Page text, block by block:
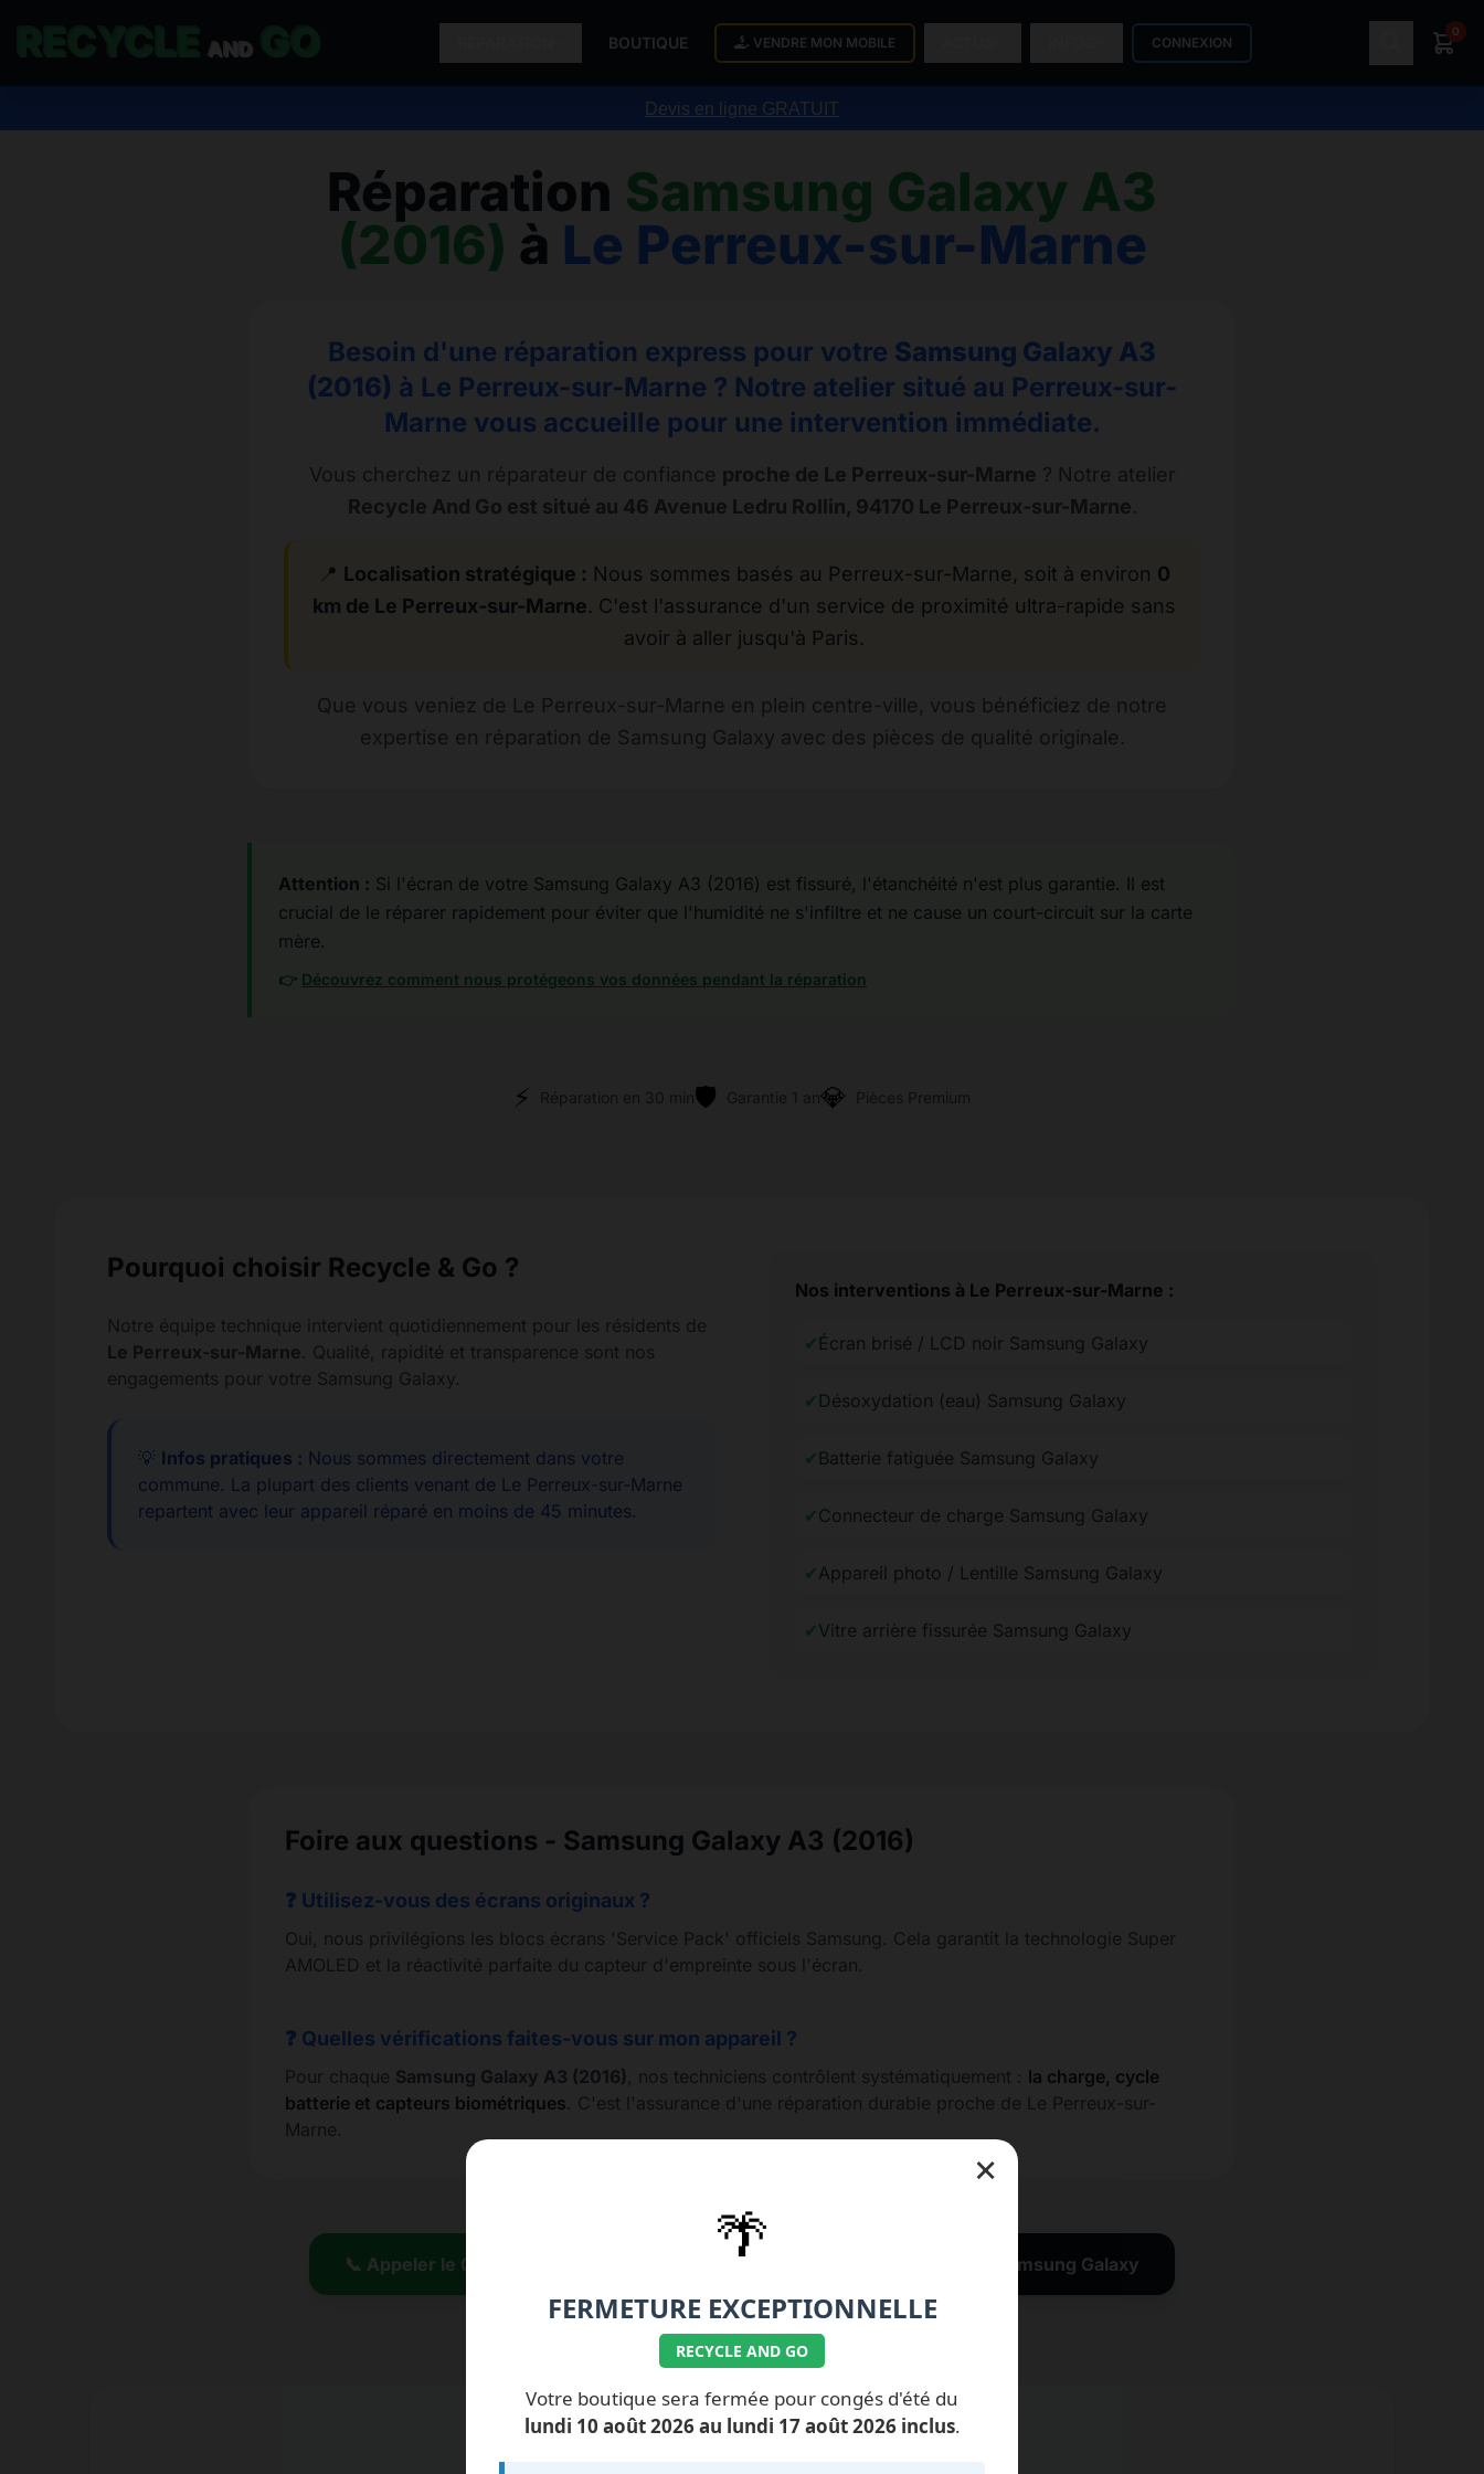
AND BOUTIQUE VENDRE MON MOBILE CONNEXION
0
Devis en ligne GRATUIT
Réparation Samsung Galaxy A3
(2016) à Le Perreux-sur-Marne
Besoin d'une réparation express pour votre Samsung Galaxy A3
(2016) à Le Perreux-sur-Marne ? Notre atelier situé au Perreux-sur-
Marne vous accueille pour une intervention immédiate.
Vous cherchez un réparateur de confiance proche de Le Perreux-sur-Marne ? Notre atelier
Recycle And Go est situé au 46 Avenue Ledru Rollin, 94170 Le Perreux-sur-Marne.
📍 Localisation stratégique : Nous sommes basés au Perreux-sur-Marne, soit à environ 0
km de Le Perreux-sur-Marne. C'est l'assurance d'un service de proximité ultra-rapide sans
avoir à aller jusqu'à Paris.
Que vous veniez de Le Perreux-sur-Marne en plein centre-ville, vous bénéficiez de notre
expertise en réparation de Samsung Galaxy avec des pièces de qualité originale.
Attention : Si l'écran de votre Samsung Galaxy A3 (2016) est fissuré, l'étanchéité n'est plus garantie. Il est
crucial de le réparer rapidement pour éviter que l'humidité ne s'infiltre et ne cause un court-circuit sur la carte
mère.
👉 Découvrez comment nous protégeons vos données pendant la réparation
⚡ Réparation en 30 min🛡️ Garantie 1 an💎 Pièces Premium
Pourquoi choisir Recycle & Go ?
Notre équipe technique intervient quotidiennement pour les résidents de
Le Perreux-sur-Marne. Qualité, rapidité et transparence sont nos
engagements pour votre Samsung Galaxy.
💡 Infos pratiques : Nous sommes directement dans votre
commune. La plupart des clients venant de Le Perreux-sur-Marne
repartent avec leur appareil réparé en moins de 45 minutes.
Nos interventions à Le Perreux-sur-Marne :
✔ Écran brisé / LCD noir Samsung Galaxy
✔ Désoxydation (eau) Samsung Galaxy
✔ Batterie fatiguée Samsung Galaxy
✔Connecteur de charge Samsung Galaxy
✔Appareil photo / Lentille Samsung Galaxy
✔Vitre arrière fissurée Samsung Galaxy
Foire aux questions - Samsung Galaxy A3 (2016)
❓ Utilisez-vous des écrans originaux ?
Oui, nous privilégions les blocs écrans 'Service Pack' officiels Samsung. Cela garantit la technologie Super
AMOLED et la réactivité parfaite du capteur d'empreinte sous l'écran.
❓ Quelles vérifications faites-vous sur mon appareil ?
Pour chaque Samsung Galaxy A3 (2016) , nos techniciens contrôlent systématiquement : la charge, cycle
batterie et capteurs biométriques. C'est l'assurance d'une réparation durable proche de Le Perreux-sur-
Marne.
📞 Appeler le 01.77.99.07.92 / 06.11.62.15.63 💰 Nos tarifs réparation Samsung Galaxy
×
🌴
FERMETURE EXCEPTIONNELLE
RECYCLE AND GO
Votre boutique sera fermée pour congés d'été du
lundi 10 août 2026 au lundi 17 août 2026 inclus.